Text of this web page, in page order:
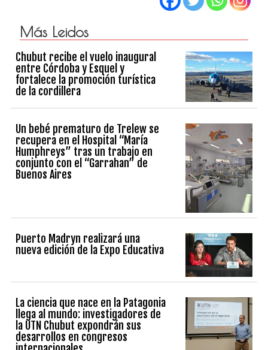
Más Leidos
Chubut recibe el vuelo inaugural
entre Córdoba y Esquel y
fortalece la promoción turística
de la cordillera
Un bebé prematuro de Trelew se
recupera en el Hospital “María
Humphreys” tras un trabajo en
conjunto con el “Garrahan” de
Buenos Aires
Puerto Madryn realizará una
nueva edición de la Expo Educativa
La ciencia que nace en la Patagonia
llega al mundo: investigadores de
la UTN Chubut expondrán sus
desarrollos en congresos